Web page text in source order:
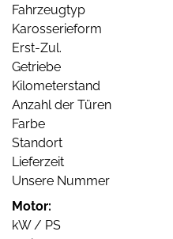
Fahrzeugtyp
Karosserieform
Erst-Zul.
Getriebe
Kilometerstand
Anzahl der Türen
Farbe
Standort
Lieferzeit
Unsere Nummer
Motor:
kW / PS